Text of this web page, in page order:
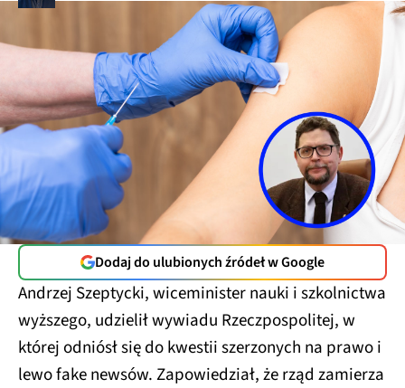
Dodaj do ulubionych źródeł w Google
Andrzej Szeptycki, wiceminister nauki i szkolnictwa
wyższego, udzielił wywiadu Rzeczpospolitej, w
której odniósł się do kwestii szerzonych na prawo i
lewo fake newsów. Zapowiedział, że rząd zamierza